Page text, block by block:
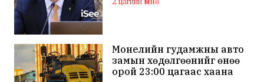
Монелийн гудамжны авто
замын хөдөлгөөнийг өнөө
орой 23:00 цагаас хаана